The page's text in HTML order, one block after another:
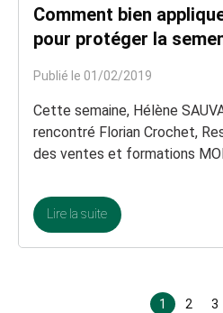
Comment bien
pour protéger la
Publié le 01/02/2019
Cette semaine, Hélène
rencontré Florian Crochet,
des ventes et formations
Lire la suite
1 2 3